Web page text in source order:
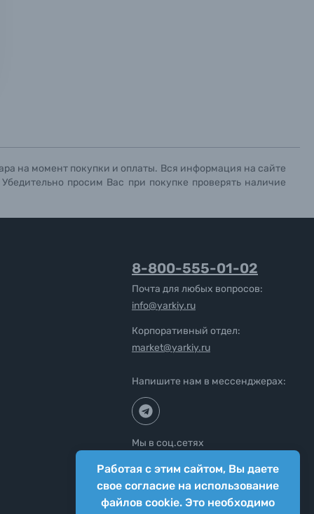
данных.
данных.
на момент покупки и оплаты. Вся информация на сайте
просим Вас при покупке проверять наличие
Работая с этим сайтом, Вы даете
свое согласие на использование
файлов cookie. Это необходимо
данных.
8-800-555-01-02
Почта для любых вопросов:
info@yarkiy.ru
Корпоративный отдел:
market@yarkiy.ru
Напишите нам в мессенджерах:
Мы в соц.сетях